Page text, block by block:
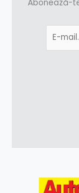
Abonează-